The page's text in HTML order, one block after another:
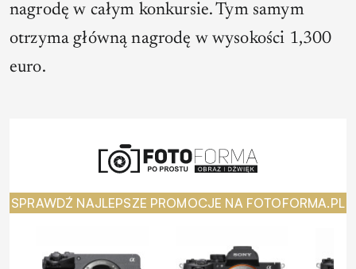
nagrodę w całym konkursie. Tym samym
otrzyma główną nagrodę w wysokości 1,300
euro.
SPRAWDŹ NAJLEPSZE PROMOCJE NA FOTOFORMA.PL